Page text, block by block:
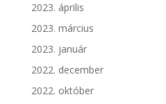
2023. április
2023. március
2023. január
2022. december
2022. október